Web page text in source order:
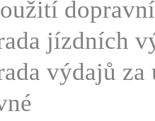
jízdních
výdajů